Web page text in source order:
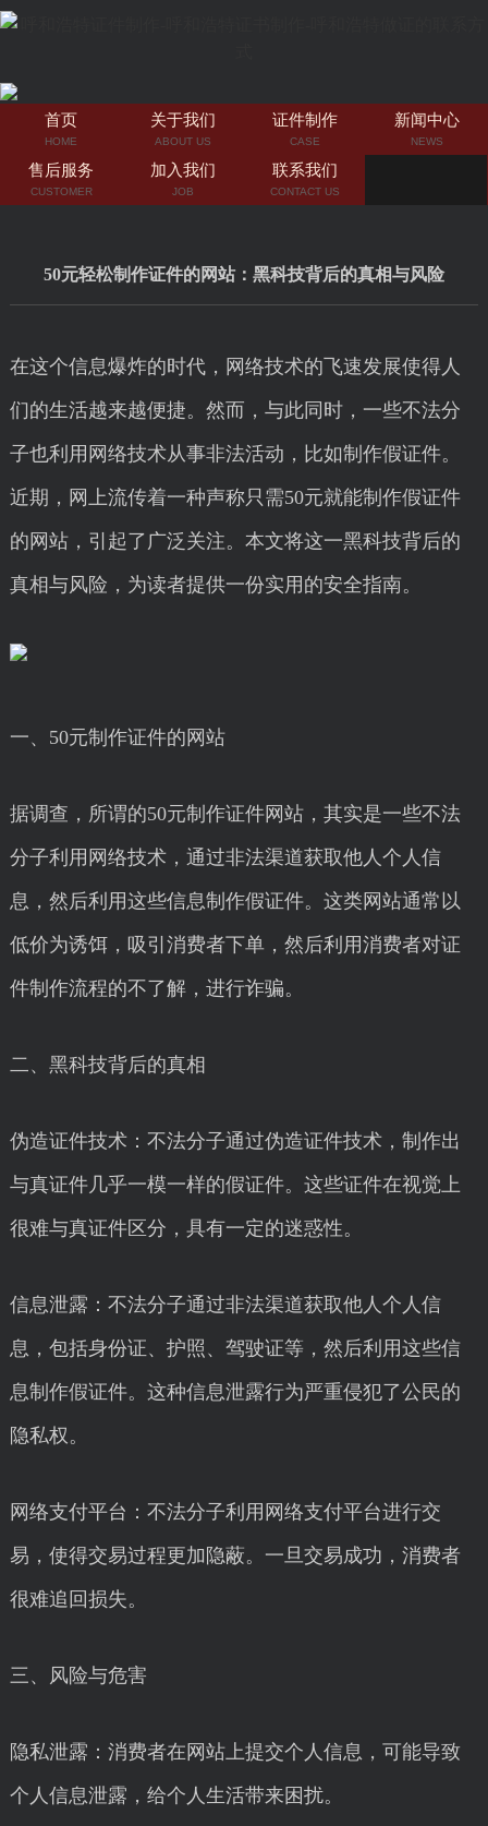
首页
HOME
关于我们
ABOUT US
证件制作
CASE
新闻中心
NEWS
售后服务
CUSTOMER
加入我们
JOB
联系我们
CONTACT US
50元轻松制作证件的网站：黑科技背后的真相与风险
在这个信息爆炸的时代，网络技术的飞速发展使得人
们的生活越来越便捷。然而，与此同时，一些不法分
子也利用网络技术从事非法活动，比如制作假证件。
近期，网上流传着一种声称只需50元就能制作假证件
的网站，引起了广泛关注。本文将这一黑科技背后的
真相与风险，为读者提供一份实用的安全指南。
一、50元制作证件的网站
据调查，所谓的50元制作证件网站，其实是一些不法
分子利用网络技术，通过非法渠道获取他人个人信
息，然后利用这些信息制作假证件。这类网站通常以
低价为诱饵，吸引消费者下单，然后利用消费者对证
件制作流程的不了解，进行诈骗。
二、黑科技背后的真相
伪造证件技术：不法分子通过伪造证件技术，制作出
与真证件几乎一模一样的假证件。这些证件在视觉上
很难与真证件区分，具有一定的迷惑性。
信息泄露：不法分子通过非法渠道获取他人个人信
息，包括身份证、护照、驾驶证等，然后利用这些信
息制作假证件。这种信息泄露行为严重侵犯了公民的
隐私权。
网络支付平台：不法分子利用网络支付平台进行交
易，使得交易过程更加隐蔽。一旦交易成功，消费者
很难追回损失。
三、风险与危害
隐私泄露：消费者在网站上提交个人信息，可能导致
个人信息泄露，给个人生活带来困扰。